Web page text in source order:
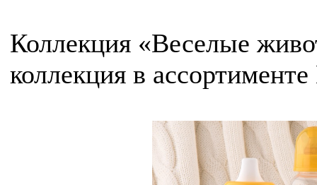
Коллекция «Веселые
коллекция в